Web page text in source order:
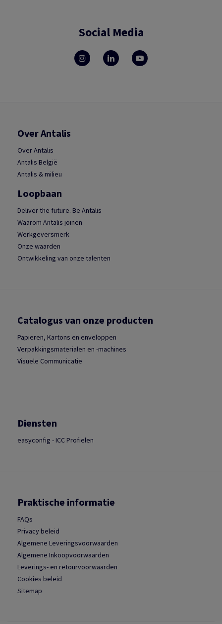
Social Media
Over Antalis
Over Antalis
Antalis België
Antalis & milieu
Loopbaan
Deliver the future. Be Antalis
Waarom Antalis joinen
Werkgeversmerk
Onze waarden
Ontwikkeling van onze talenten
Catalogus van onze producten
Papieren, Kartons en enveloppen
Verpakkingsmaterialen en -machines
Visuele Communicatie
Diensten
easyconfig - ICC Profielen
Praktische informatie
FAQs
Privacy beleid
Algemene Leveringsvoorwaarden
Algemene Inkoopvoorwaarden
Leverings- en retourvoorwaarden
Cookies beleid
Sitemap